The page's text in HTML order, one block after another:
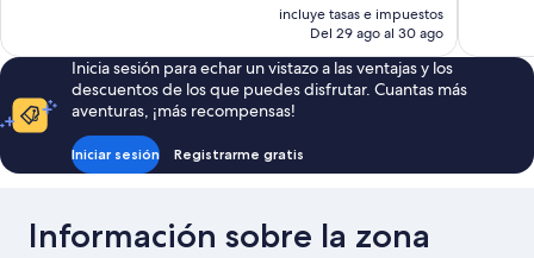
precio
actual
de
362 €
incluye tasas e impuestos
Del 29 ago al 30 ago
Inicia sesión para echar un vistazo a las ventajas y los
descuentos de los que puedes disfrutar. Cuantas más
aventuras, ¡más recompensas!
Iniciar sesión Registrarme gratis
Información sobre la zona